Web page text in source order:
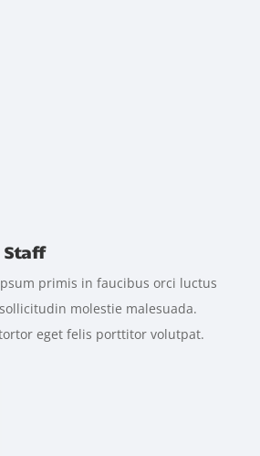
Staff
primis in faucibus orci luctus
molestie malesuada.
eget felis porttitor volutpat.